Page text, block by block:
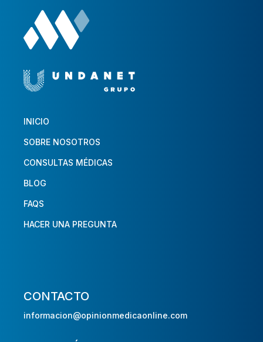
INICIO
SOBRE NOSOTROS
CONSULTAS MÉDICAS
BLOG
FAQS
HACER UNA PREGUNTA
CONTACTO
informacion@opinionmedicaonline.com